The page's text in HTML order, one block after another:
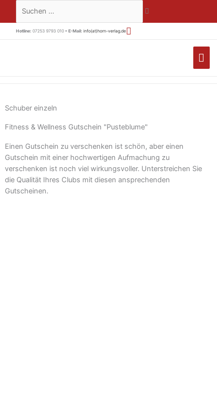
springen
Suchen …
Hotline: 07253 9793 010 • E-Mail: info(at)horn-verlag.de
Schuber einzeln
Fitness & Wellness Gutschein "Pusteblume"
Einen Gutschein zu verschenken ist schön, aber einen
Gutschein mit einer hochwertigen Aufmachung zu
verschenken ist noch viel wirkungsvoller. Unterstreichen Sie
die Qualität Ihres Clubs mit diesen ansprechenden
Gutscheinen.